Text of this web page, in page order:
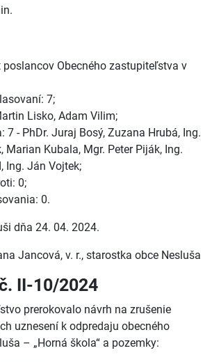
poslancov Obecného zastupiteľstva v
7;
Lisko, Adam Vilim;
7 - PhDr. Juraj Bosý, Zuzana Hrubá, Ing.
Marian Kubala, Mgr. Peter Piják, Ing.
Ing. Ján Vojtek;
0;
0.
dňa 24. 04. 2024.
Jancová, v. r., starostka obce Nesluša
II-10/2024
prerokovalo návrh na zrušenie
uznesení k odpredaju obecného
– „Horná škola“ a pozemky: